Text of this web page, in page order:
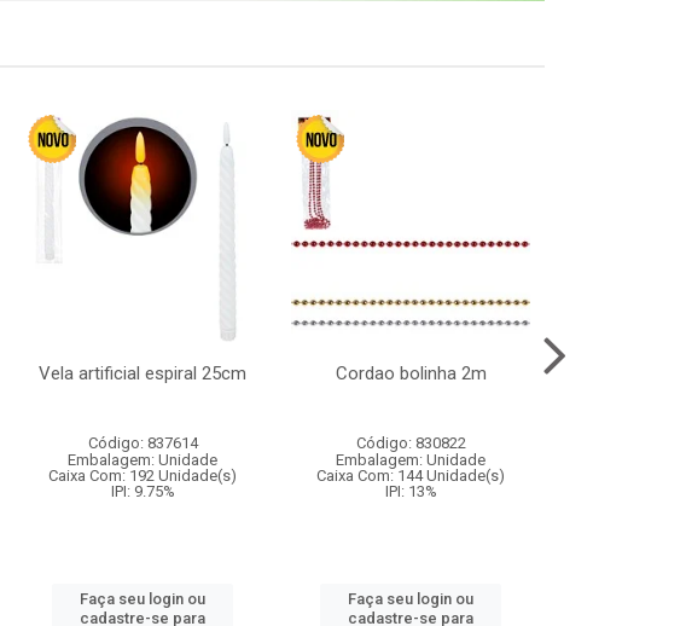
Vela artificial espiral 25cm
Código: 837614
Embalagem: Unidade
Caixa Com: 192 Unidade(s)
IPI: 9.75%
Faça seu login ou
cadastre-se para
Cordao bolinha 2m
Código: 830822
Embalagem: Unidade
Caixa Com: 144 Unidade(s)
IPI: 13%
Faça seu login ou
cadastre-se para